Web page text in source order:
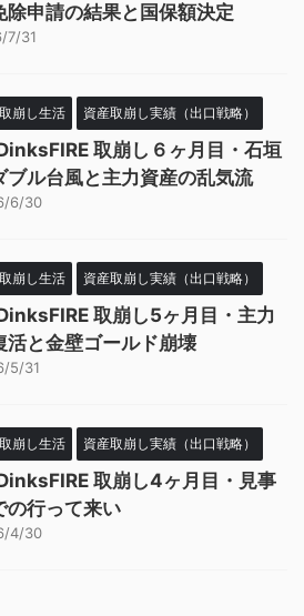
除申請の結果と国保額決定
7/31
崩し生活 資産取崩し実績（出口戦略）
取崩し６ヶ月目・石垣
ブル台風と主力資産の乱気流
6/30
崩し生活 資産取崩し実績（出口戦略）
取崩し5ヶ月目・主力
活と金壁ゴールド崩壊
5/31
崩し生活 資産取崩し実績（出口戦略）
取崩し4ヶ月目・見事
の行って来い
4/30